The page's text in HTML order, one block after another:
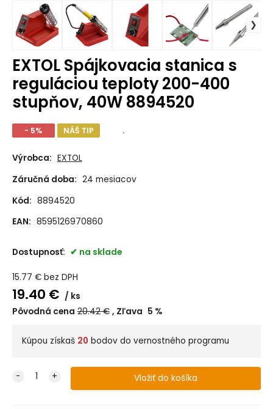
EXTOL Spájkovacia stanica s
reguláciou teploty 200-400
stupňov, 40W 8894520
- 5% NÁŠ TIP .
Výrobca: EXTOL
Záručná doba: 24 mesiacov
Kód: 8894520
EAN: 8595126970860
Dostupnosť: na sklade
15.77 € bez DPH
19.40 €
ks
Pôvodná cena 20.42€ Zľava 5 %
Kúpou získaš 20 bodov do vernostného programu